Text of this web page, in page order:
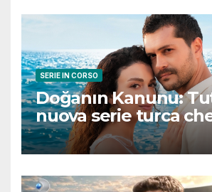
SERIE IN CORSO
Doğanın Kanunu:
nuova serie turca
promette emozioni
scena